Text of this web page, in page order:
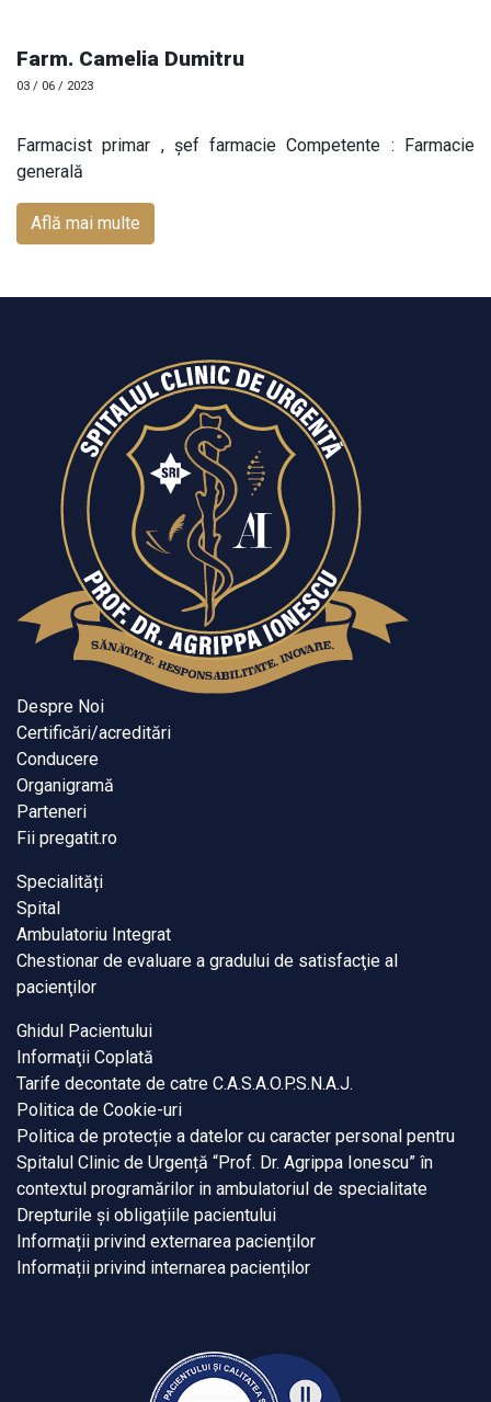
Farm. Camelia Dumitru
03 / 06 / 2023
Farmacist primar , șef farmacie Competente : Farmacie
generală
Află mai multe
Despre Noi
Certificări/acreditări
Conducere
Organigramă
Parteneri
Fii pregatit.ro
Specialități
Spital
Ambulatoriu Integrat
Chestionar de evaluare a gradului de satisfacţie al
pacienţilor
Ghidul Pacientului
Informaţii Coplată
Tarife decontate de catre C.A.S.A.O.P.S.N.A.J.
Politica de Cookie-uri
Politica de protecție a datelor cu caracter personal pentru
Spitalul Clinic de Urgență “Prof. Dr. Agrippa Ionescu” în
contextul programărilor in ambulatoriul de specialitate
Drepturile și obligațiile pacientului
Informații privind externarea pacienților
Informații privind internarea pacienților